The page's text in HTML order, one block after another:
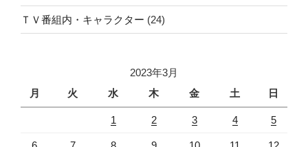
ＴＶ番組内・キャラクター (24)
2023年3月
月
火 水 木 金 土 日
1 2 3 4 5